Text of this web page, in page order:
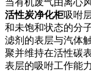
活性炭净化柜吸咐
和未饱和状态的分
滤剂的表层与汽体
聚并维持在活性碳
表层的吸咐工作能